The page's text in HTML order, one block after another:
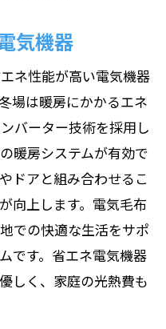
な暖房器具
ためのアウトドア
するリビング家電
役立つ除湿機
照明
ておくべき長野県
機器選びのポイン
気機器
ネ性能が高い電気機器
場は暖房にかかるエネ
バーター技術を採用し
暖房システムが有効で
ドアと組み合わせるこ
向上します。電気毛布
での快適な生活をサポ
です。省エネ電気機器
しく、家庭の光熱費も